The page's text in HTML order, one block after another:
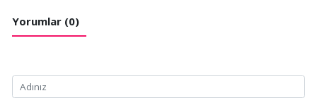
Yorumlar (0)